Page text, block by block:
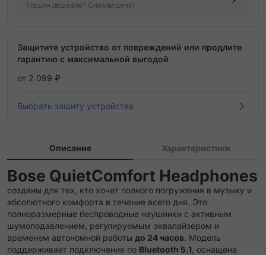
Нашли дешевле? Снизим цену!
Защитите устройство от повреждений или продлите
гарантию с максимальной выгодой
от 2 099 ₽
Выбрать защиту устройства
Описание Характеристики
Bose QuietComfort Headphones
созданы для тех, кто хочет полного погружения в музыку и
абсолютного комфорта в течение всего дня. Это
полноразмерные беспроводные наушники с активным
шумоподавлением, регулируемым эквалайзером и
временем автономной работы до 24 часов. Модель
поддерживает подключение по Bluetooth 5.1 , оснащена